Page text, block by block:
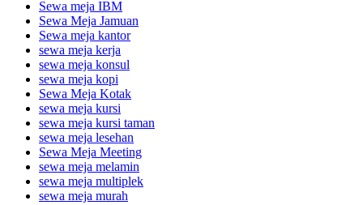
Sewa meja IBM
Sewa Meja Jamuan
Sewa meja kantor
sewa meja kerja
sewa meja konsul
sewa meja kopi
Sewa Meja Kotak
sewa meja kursi
sewa meja kursi taman
sewa meja lesehan
Sewa Meja Meeting
sewa meja melamin
sewa meja multiplek
sewa meja murah